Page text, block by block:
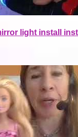
light install